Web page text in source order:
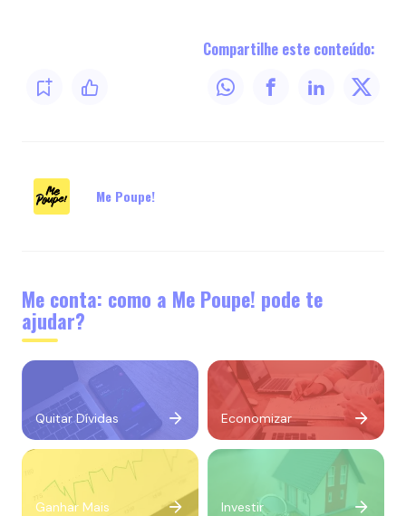
Compartilhe este conteúdo:
Me Poupe!
Me conta: como a Me Poupe! pode te
ajudar?
Quitar Dívidas Economizar
Ganhar Mais Investir